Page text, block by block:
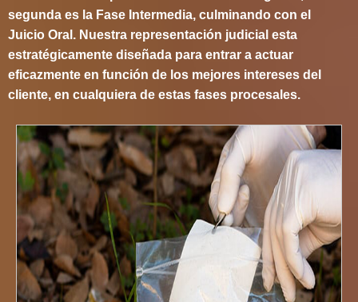
segunda es la Fase Intermedia, culminando con el
Juicio Oral. Nuestra representación judicial esta
estratégicamente diseñada para entrar a actuar
eficazmente en función de los mejores intereses del
cliente, en cualquiera de estas fases procesales.